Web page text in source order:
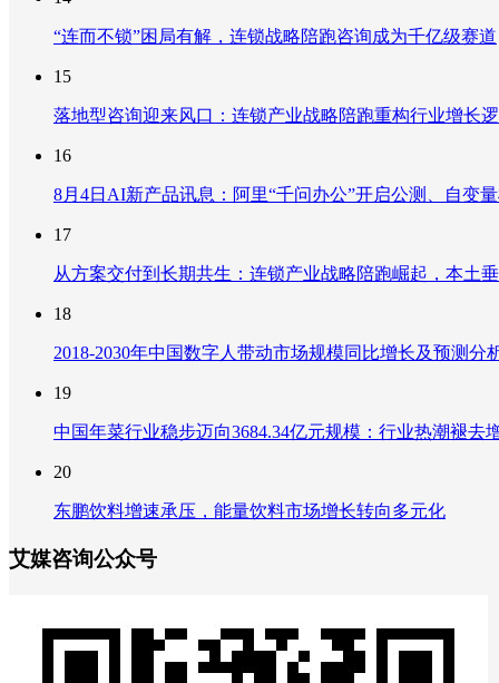
“连而不锁”困局有解，连锁战略陪跑咨询成为千亿级赛道
15
落地型咨询迎来风口：连锁产业战略陪跑重构行业增
16
8月4日AI新产品讯息：阿里“千问办公”开启公测、自变
17
从方案交付到长期共生：连锁产业战略陪跑崛起，本土
18
2018-2030年中国数字人带动市场规模同比增长及预测
19
中国年菜行业稳步迈向3684.34亿元规模：行业热潮褪
20
东鹏饮料增速承压，能量饮料市场增长转向多元化
艾媒咨询公众号